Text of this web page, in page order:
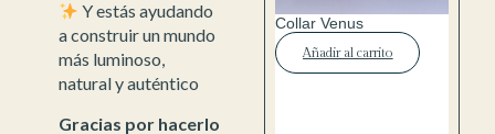
Y estás ayudando
a construir un mundo
más luminoso,
natural y auténtico
Gracias por hacerlo
Collar Venus
Añadir al carrito